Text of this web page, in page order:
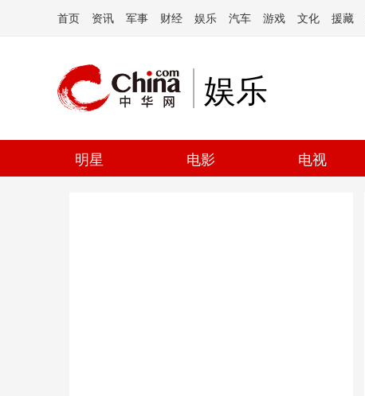
首页 资讯 军事 财经 娱乐 汽车 游戏 文化 援藏
娱乐
明星 电影 电视